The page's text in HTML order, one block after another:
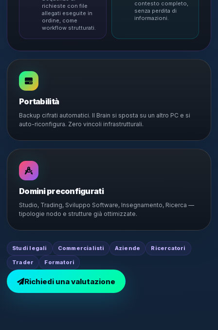
richieste con file
allegati eseguite in
ordine, come
workflow strutturati.
contesto completo,
senza perdita di
informazioni.
Portabilità
Backup cifrati automatici. Il Brain si sposta su un altro PC e si
auto-riconfigura. Zero vincoli infrastrutturali.
Domini preconfigurati
Studio, Trading, Sviluppo Software, Insegnamento, Ricerca —
tipologie nodo e strutture già ottimizzate.
Studi legali Commercialisti Aziende Ricercatori
Trader Formatori
Richiedi una valutazione